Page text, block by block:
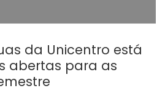
da Unicentro está
abertas para as